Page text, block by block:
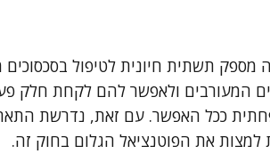
תשתית חיונית לטיפול
המעורבים ולאפשר להם לקחת חלק
ככל האפשר. עם זאת, נדרשת
למצות את הפוטנציאל הגלום בחוק זה.